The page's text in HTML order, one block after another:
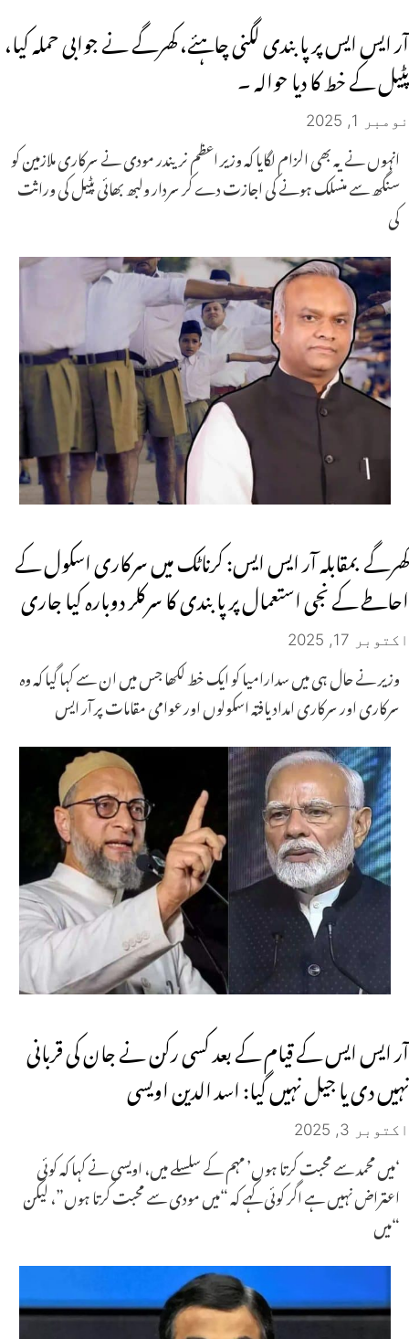
آر ایس ایس پر پابندی لگنی چاہئے، کھرگے نے جوابی حملہ کیا،
پٹیل کے خط کا دیا حوالہ ۔
نومبر 1, 2025
انہوں نے یہ بھی الزام لگایا کہ وزیر اعظم نریندر مودی نے سرکاری ملازمین کو
سنگھ سے منسلک ہونے کی اجازت دے کر سردار ولبھ بھائی پٹیل کی وراثت
کی
کھرگے بمقابلہ آر ایس ایس: کرناٹک میں سرکاری اسکول کے
احاطے کے نجی استعمال پر پابندی کا سرکلر دوبارہ کیا جاری
اکتوبر 17, 2025
وزیر نے حال ہی میں سدارامیا کو ایک خط لکھا جس میں ان سے کہا گیا کہ وہ
سرکاری اور سرکاری امداد یافتہ اسکولوں اور عوامی مقامات پر آر ایس
آر ایس ایس کے قیام کے بعد کسی رکن نے جان کی قربانی
نہیں دی یا جیل نہیں گیا: اسد الدین اویسی
اکتوبر 3, 2025
‘میں محمد سے محبت کرتا ہوں’ مہم کے سلسلے میں، اویسی نے کہا کہ کوئی
اعتراض نہیں ہے اگر کوئی کہے کہ “میں مودی سے محبت کرتا ہوں”، لیکن
“میں